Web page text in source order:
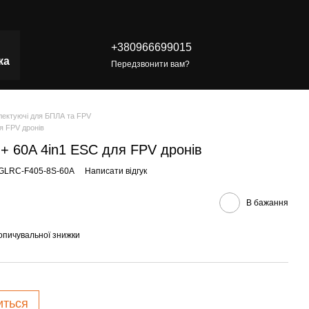
+380966699015
Передзвонити вам?
для БПЛА та FPV
FPV дронів
60A 4in1 ESC для FPV дронів
F405-8S-60A Написати відгук
В бажання
знижки